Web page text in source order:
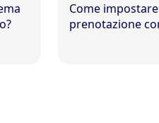
Come
prenotazione